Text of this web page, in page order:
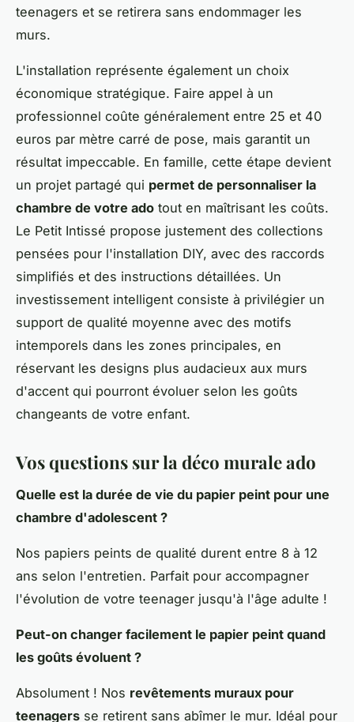
teenagers et se retirera sans endommager les
murs.
L'installation représente également un choix
économique stratégique. Faire appel à un
professionnel coûte généralement entre 25 et 40
euros par mètre carré de pose, mais garantit un
résultat impeccable. En famille, cette étape devient
un projet partagé qui permet de personnaliser la
chambre de votre ado tout en maîtrisant les coûts.
Le Petit Intissé propose justement des collections
pensées pour l'installation DIY, avec des raccords
simplifiés et des instructions détaillées. Un
investissement intelligent consiste à privilégier un
support de qualité moyenne avec des motifs
intemporels dans les zones principales, en
réservant les designs plus audacieux aux murs
d'accent qui pourront évoluer selon les goûts
changeants de votre enfant.
Vos questions sur la déco murale ado
Quelle est la durée de vie du papier peint pour une
chambre d'adolescent ?
Nos papiers peints de qualité durent entre 8 à 12
ans selon l'entretien. Parfait pour accompagner
l'évolution de votre teenager jusqu'à l'âge adulte !
Peut-on changer facilement le papier peint quand
les goûts évoluent ?
Absolument ! Nos revêtements muraux pour
teenagers se retirent sans abîmer le mur. Idéal pour